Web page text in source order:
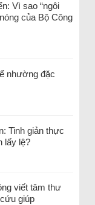
Vì sao “ngôi
của Bộ Công
nhường đặc
Tinh giản thực
lấy lệ?
viết tâm thư
giúp